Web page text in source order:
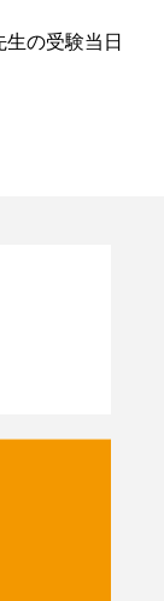
生の受験当日